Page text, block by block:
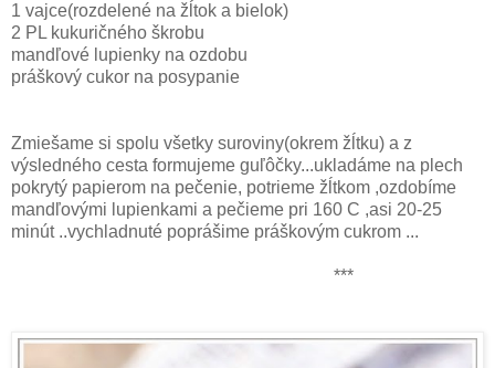
1 vajce(rozdelené na žĺtok a bielok)
2 PL kukuričného škrobu
mandľové lupienky na ozdobu
práškový cukor na posypanie
Zmiešame si spolu všetky suroviny(okrem žĺtku) a z
výsledného cesta formujeme guľôčky...ukladáme na plech
pokrytý papierom na pečenie, potrieme žĺtkom ,ozdobíme
mandľovými lupienkami a pečieme pri 160 C ,asi 20-25
minút ..vychladnuté poprášime práškovým cukrom ...
***